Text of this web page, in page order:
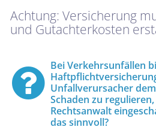
Achtung: Versicherung
und Gutachterkosten
Bei Verkehrsunfällen
Unfallverursacher
Schaden zu
Rechtsanwalt
das sinnvoll?